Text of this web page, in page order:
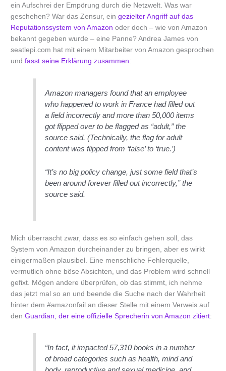
ein Aufschrei der Empörung durch die Netzwelt. Was war
geschehen? War das Zensur, eingezielter Angriff auf das
Reputationssystem von Amazon oder doch – wie von Amazon
bekannt gegeben wurde – eine Panne? Andrea James von
seatlepi.com hat mit einem Mitarbeiter von Amazon gesprochen
undfasst seine Erklärung zusammen:
Amazon managers found that an employee
who happened to work in France had filled out
a field incorrectly and more than 50,000 items
got flipped over to be flagged as “adult,” the
source said. (Technically, the flag for adult
content was flipped from ‘false’ to ‘true.’)
“It’s no big policy change, just some field that’s
been around forever filled out incorrectly,” the
source said.
Mich überrascht zwar, dass es so einfach gehen soll, das
System von Amazon durcheinander zu bringen, aber es wirkt
einigermaßen plausibel. Eine menschliche Fehlerquelle,
vermutlich ohne böse Absichten, und das Problem wird schnell
gefixt. Mögen andere überprüfen, ob das stimmt, ich nehme
das jetzt mal so an und beende die Suche nach der Wahrheit
hinter dem #amazonfail an dieser Stelle mit einem Verweis auf
denGuardian, der eine offizielle Sprecherin von Amazon zitiert:
“In fact, it impacted 57,310 books in a number
of broad categories such as health, mind and